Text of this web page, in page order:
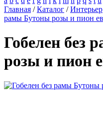
Главная /Каталог /Интерьер
рамы Бутоны розы и пион
Гобелен без
розы и пион